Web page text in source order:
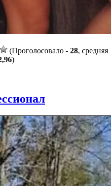
(Проголосовало - 28, средняя
)